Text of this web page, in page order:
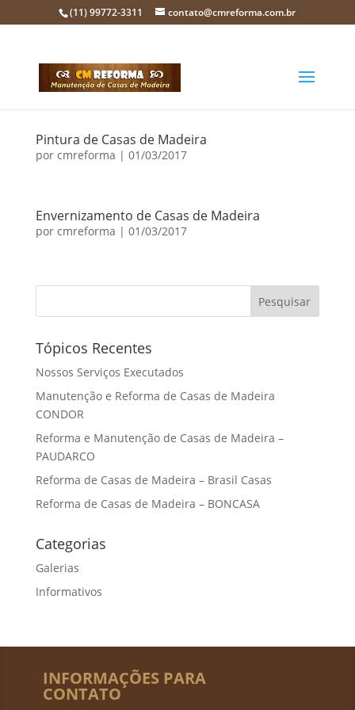
(11) 99772-3311 contato@cmreforma.com.br
Pintura de Casas de Madeira
por cmreforma | 01/03/2017
Envernizamento de Casas de Madeira
por cmreforma | 01/03/2017
Tópicos Recentes
Nossos Serviços Executados
Manutenção e Reforma de Casas de Madeira
CONDOR
Reforma e Manutenção de Casas de Madeira –
PAUDARCO
Reforma de Casas de Madeira – Brasil Casas
Reforma de Casas de Madeira – BONCASA
Categorias
Galerias
Informativos
INFORMAÇÕES PARA
CONTATO